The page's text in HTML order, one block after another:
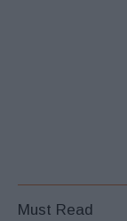
Must Read